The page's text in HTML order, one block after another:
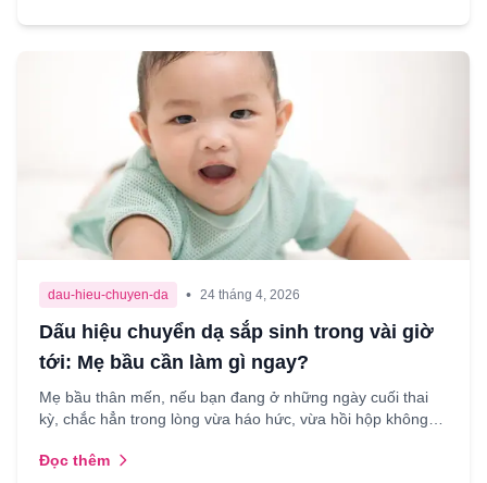
dau-hieu-chuyen-da • 24 tháng 4, 2026
Dấu hiệu chuyển dạ sắp sinh trong vài giờ
tới: Mẹ bầu cần làm gì ngay?
Mẹ bầu thân mến, nếu bạn đang ở những ngày cuối thai
kỳ, chắc hẳn trong lòng vừa háo hức, vừa hồi hộp không
Đọc thêm